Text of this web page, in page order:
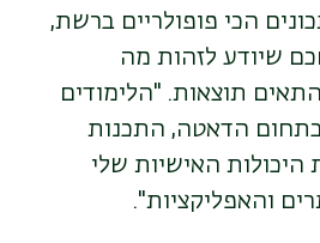
הכי פופולריים ברשת,
שיודע לזהות מה
תוצאות. "הלימודים
הדאטה, התכנות
היכולות האישיות שלי
והאפליקציות".